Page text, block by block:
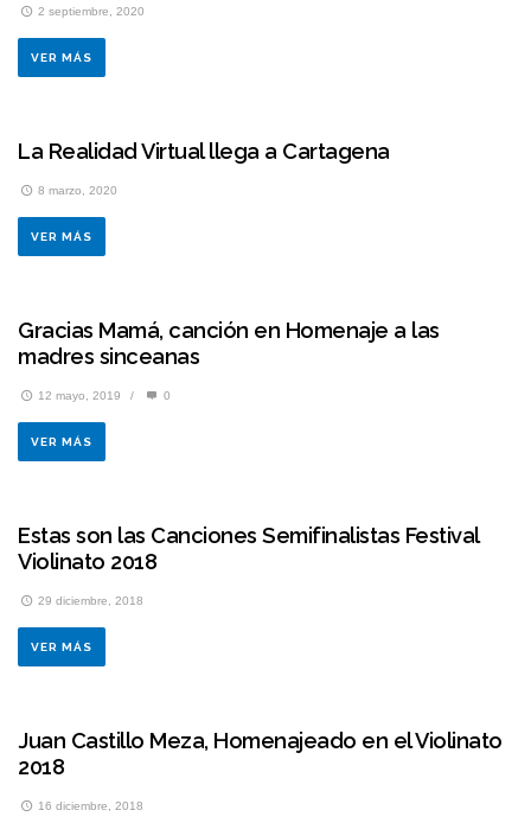
2 septiembre, 2020
VER MÁS
La Realidad Virtual llega a Cartagena
8 marzo, 2020
VER MÁS
Gracias Mamá, canción en Homenaje a las
madres sinceanas
12 mayo, 2019 / 0
VER MÁS
Estas son las Canciones Semifinalistas Festival
Violinato 2018
29 diciembre, 2018
VER MÁS
Juan Castillo Meza, Homenajeado en el Violinato
2018
16 diciembre, 2018